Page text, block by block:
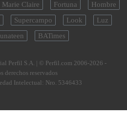
Marie Claire Fortuna
Hombre
Supercampo Look
Luz
BATimes
Perfil S.A. | © Perfil.com 2006-2026 -
derechos reservados
Intelectual: Nro. 5346433